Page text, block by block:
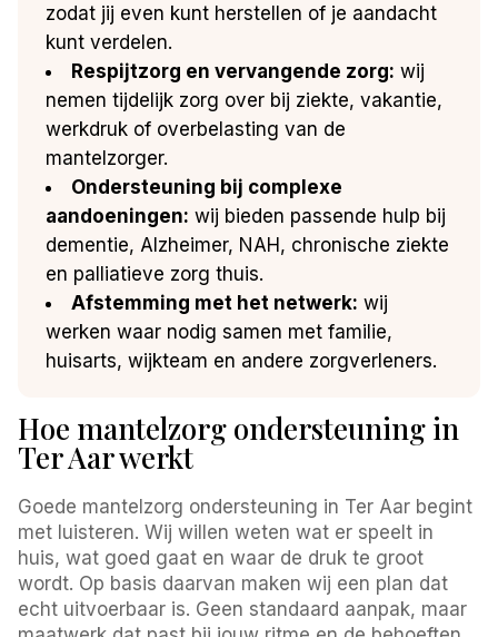
zodat jij even kunt herstellen of je aandacht
kunt verdelen.
Respijtzorg en vervangende zorg: wij
nemen tijdelijk zorg over bij ziekte, vakantie,
werkdruk of overbelasting van de
mantelzorger.
Ondersteuning bij complexe
aandoeningen: wij bieden passende hulp bij
dementie, Alzheimer, NAH, chronische ziekte
en palliatieve zorg thuis.
Afstemming met het netwerk: wij
werken waar nodig samen met familie,
huisarts, wijkteam en andere zorgverleners.
Hoe mantelzorg ondersteuning in
Ter Aar werkt
Goede mantelzorg ondersteuning in Ter Aar begint
met luisteren. Wij willen weten wat er speelt in
huis, wat goed gaat en waar de druk te groot
wordt. Op basis daarvan maken wij een plan dat
echt uitvoerbaar is. Geen standaard aanpak, maar